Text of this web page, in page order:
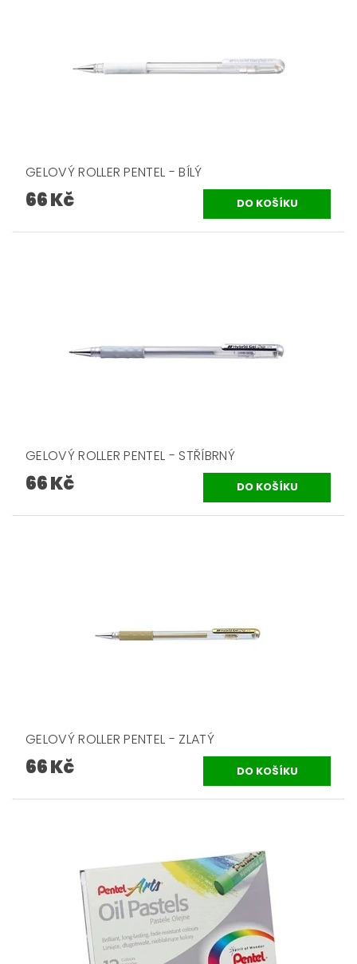
GELOVÝ ROLLER PENTEL - BÍLÝ
66 Kč
GELOVÝ ROLLER PENTEL - STŘÍBRNÝ
66 Kč
GELOVÝ ROLLER PENTEL - ZLATÝ
66 Kč